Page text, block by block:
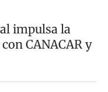
impulsa la
CANACAR y